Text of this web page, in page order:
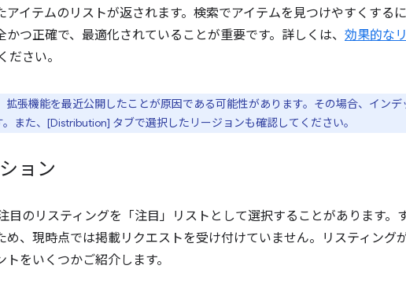
イテムのリストが返されます。検索でアイテムを見つけやすくするに
つ正確で、最適化されていることが重要です。詳しくは、 効果的なリ
ださい。
張機能を最近公開したことが原因である可能性があります。その場合、インデ
また、[Distribution] タブで選択したリージョンも確認してください。
ョン
のリスティングを「注目」リストとして選択することがあります。
め、現時点では掲載リクエストを受け付けていません。リスティング
をいくつかご紹介します。